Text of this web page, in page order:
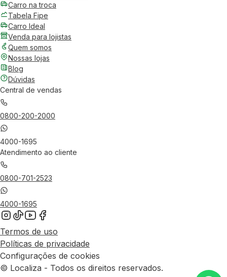
Carro na troca
Tabela Fipe
Carro Ideal
Venda para lojistas
Quem somos
Nossas lojas
Blog
Dúvidas
Central de vendas
0800-200-2000
4000-1695
Atendimento ao cliente
0800-701-2523
4000-1695
Termos de uso
Políticas de privacidade
Configurações de cookies
© Localiza - Todos os direitos reservados.